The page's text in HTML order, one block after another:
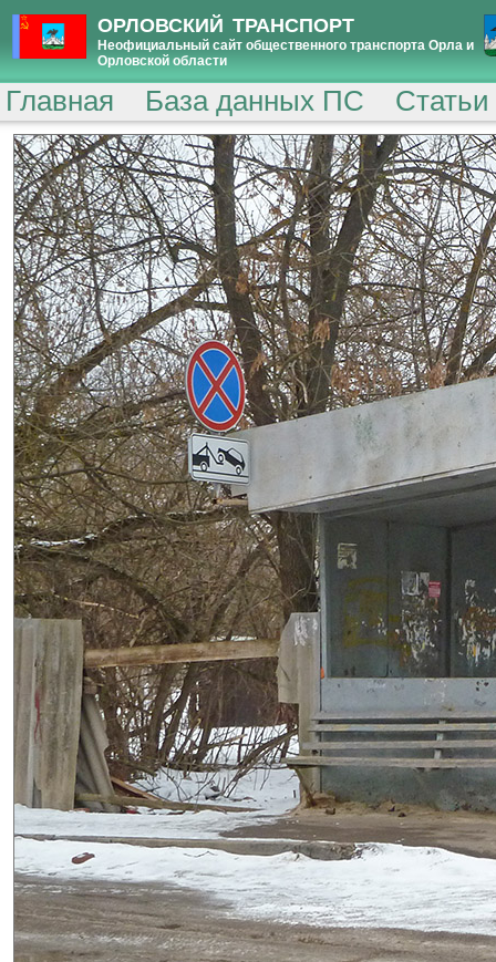
ОРЛОВСКИЙ ТРАНСПОРТ
Неофициальный сайт общественного транспорта Орла и
Орловской области
Главная База данных ПС